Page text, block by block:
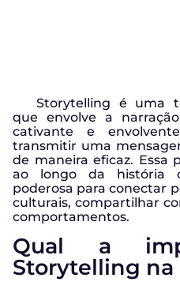
Storytelling é uma
que envolve a
cativante e
transmitir uma
de maneira eficaz. Essa
ao longo da história
poderosa para conectar
culturais, compartilhar
comportamentos.
Qual a
Storytelling na